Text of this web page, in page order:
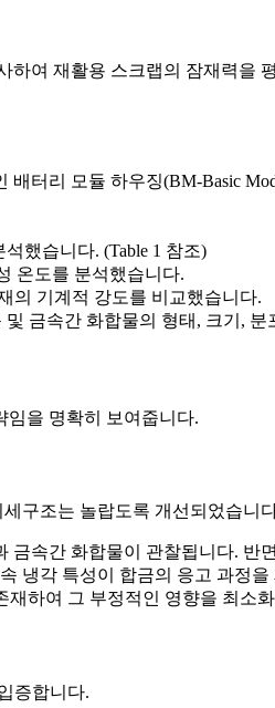
하여 재활용 스크랩의 잠재력을
터리 모듈 하우징(BM-Basic
했습니다. (Table 1 참조)
온도를 분석했습니다.
의 기계적 강도를 비교했습니다.
금속간 화합물의 형태, 크기,
임을 명확히 보여줍니다.
구조는 놀랍도록 개선되었습니
금속간 화합물이 관찰됩니다. 반
냉각 특성이 합금의 응고 과정
재하여 그 부정적인 영향을 최소
증합니다.